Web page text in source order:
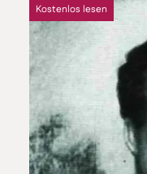
Kostenlos lesen